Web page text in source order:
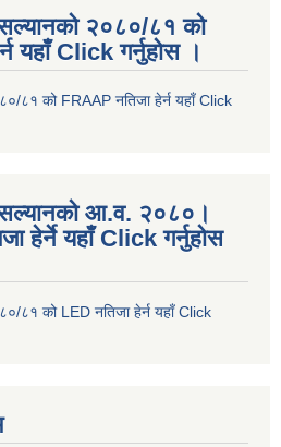
सल्यानको २०८०/८१ को
यहाँ Click गर्नुहोस ।
८१ को FRAAP नतिजा हेर्न यहाँ Click
सल्यानको आ.व. २०८०।
हेर्ने यहाँ Click गर्नुहोस
८१ को LED नतिजा हेर्न यहाँ Click